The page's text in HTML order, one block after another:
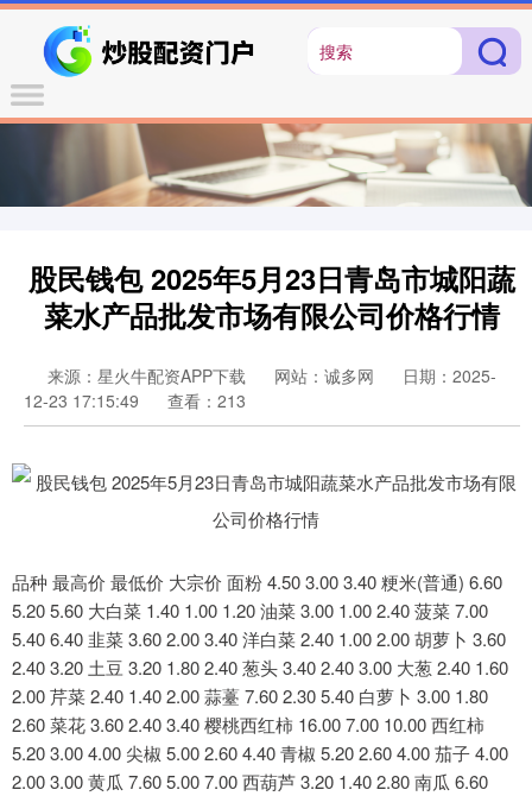
股民钱包 2025年5月23日青岛市城阳蔬
菜水产品批发市场有限公司价格行情
来源：星火牛配资APP下载 网站：诚多网
日期：2025-
12-23 17:15:49
查看：213
品种 最高价 最低价 大宗价 面粉 4.50 3.00 3.40 粳米(普通) 6.60
5.20 5.60 大白菜 1.40 1.00 1.20 油菜 3.00 1.00 2.40 菠菜 7.00
5.40 6.40 韭菜 3.60 2.00 3.40 洋白菜 2.40 1.00 2.00 胡萝卜 3.60
2.40 3.20 土豆 3.20 1.80 2.40 葱头 3.40 2.40 3.00 大葱 2.40 1.60
2.00 芹菜 2.40 1.40 2.00 蒜薹 7.60 2.30 5.40 白萝卜 3.00 1.80
2.60 菜花 3.60 2.40 3.40 樱桃西红柿 16.00 7.00 10.00 西红柿
5.20 3.00 4.00 尖椒 5.00 2.60 4.40 青椒 5.20 2.60 4.00 茄子 4.00
2.00 3.00 黄瓜 7.60 5.00 7.00 西葫芦 3.20 1.40 2.80 南瓜 6.60